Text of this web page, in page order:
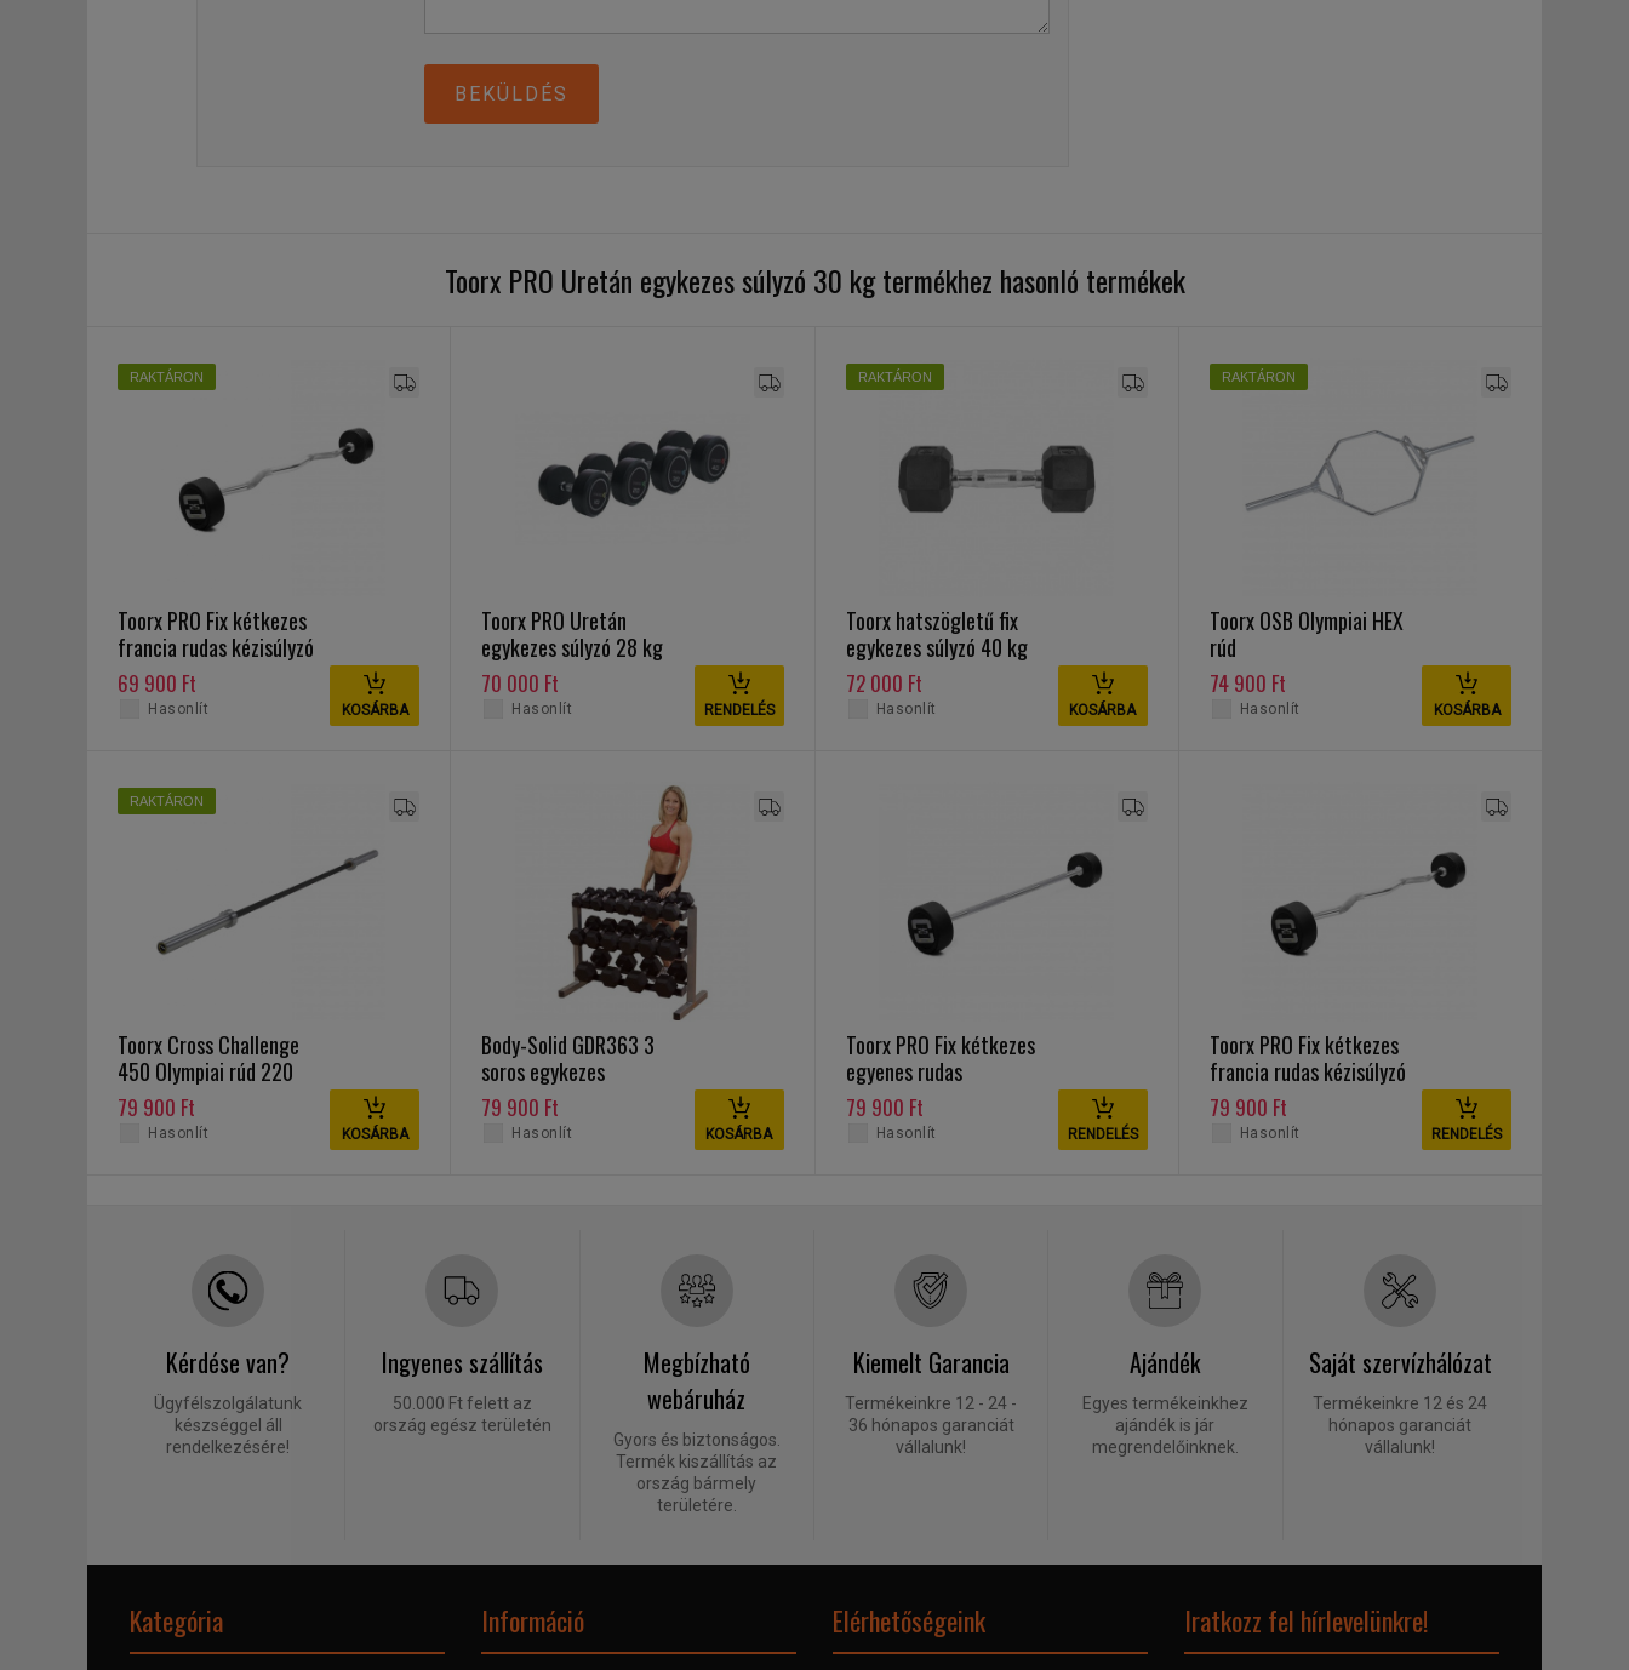
BEKÜLDÉS
Toorx PRO Uretán egykezes súlyzó 30 kg termékhez hasonló termékek
RAKTÁRON
Toorx PRO Fix kétkezes
francia rudas kézisúlyzó
35 kg
69 900 Ft
KOSÁRBA
Hasonlít
Toorx PRO Uretán
egykezes súlyzó 28 kg
70 000 Ft
RENDELÉS
Hasonlít
RAKTÁRON
Toorx hatszögletű fix
egykezes súlyzó 40 kg
72 000 Ft
KOSÁRBA
Hasonlít
RAKTÁRON
Toorx OSB Olympiai HEX
rúd
74 900 Ft
KOSÁRBA
Hasonlít
RAKTÁRON
Toorx Cross Challenge
450 Olympiai rúd 220
cm
79 900 Ft
KOSÁRBA
Hasonlít
Body-Solid GDR363 3
soros egykezes
súlytartó
79 900 Ft
KOSÁRBA
Hasonlít
Toorx PRO Fix kétkezes
egyenes rudas
kézisúlyzó 40 kg
79 900 Ft
RENDELÉS
Hasonlít
Toorx PRO Fix kétkezes
francia rudas kézisúlyzó
40 kg
79 900 Ft
RENDELÉS
Hasonlít
Kérdése van?
Ügyfélszolgálatunk
készséggel áll
rendelkezésére!
Ingyenes szállítás
50.000 Ft felett az
ország egész területén
Megbízható
webáruház
Gyors és biztonságos.
Termék kiszállítás az
ország bármely
területére.
Kiemelt Garancia
Termékeinkre 12 - 24 -
36 hónapos garanciát
vállalunk!
Ajándék
Egyes termékeinkhez
ajándék is jár
megrendelőinknek.
Saját szervízhálózat
Termékeinkre 12 és 24
hónapos garanciát
vállalunk!
Kategória Információ Elérhetőségeink Iratkozz fel hírlevelünkre!